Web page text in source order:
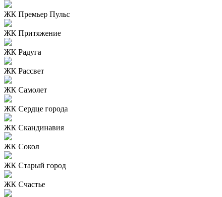
ЖК Премьер Пульс
ЖК Притяжение
ЖК Радуга
ЖК Рассвет
ЖК Самолет
ЖК Сердце города
ЖК Скандинавия
ЖК Сокол
ЖК Старый город
ЖК Счастье